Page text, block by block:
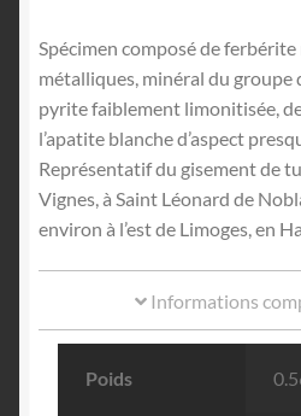
Spécimen composé de
métalliques, minéral du groupe
pyrite faiblement limonitisée,
l’apatite blanche d’aspect
Représentatif du gisement de
Vignes, à Saint Léonard de
environ à l’est de Limoges, en
Informations
Poids